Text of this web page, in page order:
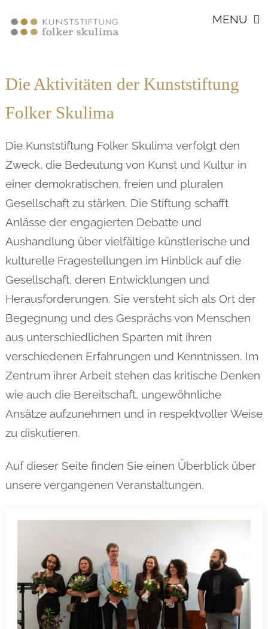
MENU
Die Aktivitäten der Kunststiftung
Folker Skulima
Die Kunststiftung Folker Skulima verfolgt den
Zweck, die Bedeutung von Kunst und Kultur in
einer demokratischen, freien und pluralen
Gesellschaft zu stärken. Die Stiftung schafft
Anlässe der engagierten Debatte und
Aushandlung über vielfältige künstlerische und
kulturelle Fragestellungen im Hinblick auf die
Gesellschaft, deren Entwicklungen und
Herausforderungen. Sie versteht sich als Ort der
Begegnung und des Gesprächs von Menschen
aus unterschiedlichen Sparten mit ihren
verschiedenen Erfahrungen und Kenntnissen. Im
Zentrum ihrer Arbeit stehen das kritische Denken
wie auch die Bereitschaft, ungewöhnliche
Ansätze aufzunehmen und in respektvoller Weise
zu diskutieren.
Auf dieser Seite finden Sie einen Überblick über
unsere vergangenen Veranstaltungen.